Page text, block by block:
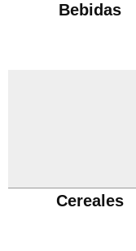
Bebidas
Cereales